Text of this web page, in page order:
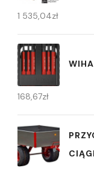
1 535,04zł
168,67zł